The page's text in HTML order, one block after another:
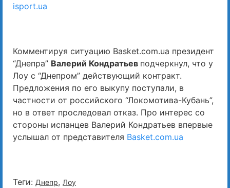
isport.ua
Комментируя ситуацию Basket.com.ua президент
“Днепра” Валерий Кондратьев подчеркнул, что у
Лоу с “Днепром” действующий контракт.
Предложения по его выкупу поступали, в
частности от российского “Локомотива-Кубань”,
но в ответ проследовал отказ. Про интерес со
стороны испанцев Валерий Кондратьев впервые
услышал от представителя Basket.com.ua
Теги: Днепр, Лоу